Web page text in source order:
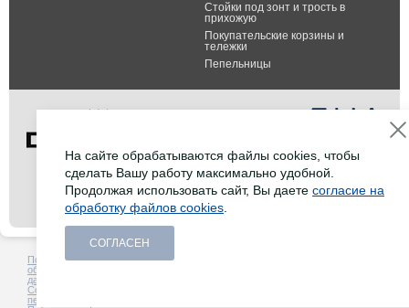
Стойки под зонт и трость в
прихожую
Покупательские корзины и
тележки
Пепельницы
Тел.: +7 (495) 232-07-42
Факс: +7 (495) 232-07-42
E-mail:info@durable-shop.ru
Политика в отношении
обработки персональных
данных
Согласие на обработку
персональных данных
На сайте обрабатываются файлы cookies, чтобы
сделать Вашу работу максимально удобной.
Продолжая использовать сайт, Вы даете согласие на
обработку файлов cookies
СОГЛАСЕН